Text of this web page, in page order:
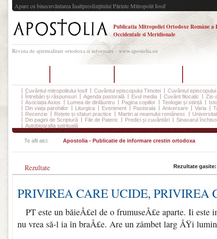
Apare cu binecuvântarea Înaltpresfinţitului Părinte Mitropolit Iosif
Publicatia Mitropoliei Ortodoxe Române a
Occidentale si Meridionale
Revista de spiritualitate ortodoxa si informare - www.apostolia.eu
Cuvântul mitropolitului Iosif Cuvântul episcopului Timotei
Cuvântul episcopului
Întrebări și răspunsuri
Agenda pastorală Evul media Cuvânt filocalic
Zis-
Asociația Axios
Lumea de dinlăuntru Pagina copiilor Teologie și stiință
Din viața parohiilor
Liturgica Eveniment Pastorala Aniversare Varia
Recenzie
Rețete și sfaturi practice Martiri ai neamului românesc
Din pagini de Scriptură
File de Pateric Predici și cuvântări
Sinaxarul
Autobiografia spirituală
Te afli aici: Apostolia - Publicatie de informare crestin ortodoxa
Rezultate Rezultate
PRIVIREA CARE UCIDE, PRIVIREA
PT este un băieÅ£el de o frumuseÅ£e aparte. Ii este
nu vrea să-l ia în braÅ£e. Are un zâmbet larg ÅŸi